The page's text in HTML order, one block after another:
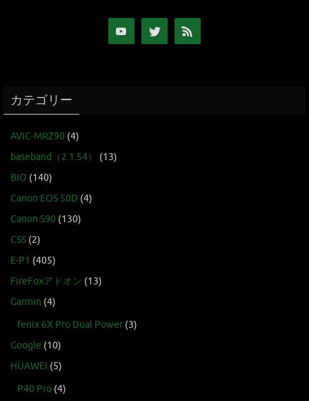
カテゴリー
AVIC-MRZ90 (4)
baseband（2.1.54）
(13)
BIO (140)
Canon EOS 50D (4)
Canon S90 (130)
CSS (2)
E-P1 (405)
FireFoxアドオン (13)
Garmin (4)
fenix 6X Pro Dual Power (3)
Google (10)
HUAWEI (5)
P40 Pro (4)